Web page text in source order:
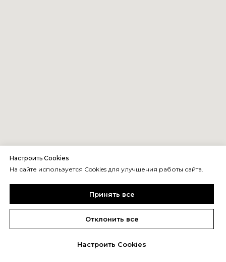
Настроить Cookies
На сайте используется Cookies для улучшения работы сайта.
Принять все
Отклонить все
Настроить Cookies